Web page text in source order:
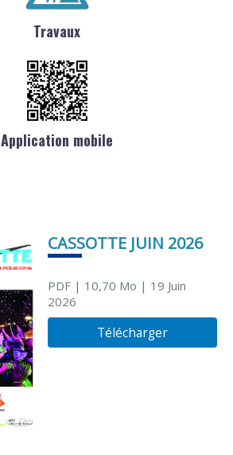
Travaux
Application mobile
CASSOTTE JUIN 2026
PDF| 10,70 Mo | 19 Juin
2026
Télécharger